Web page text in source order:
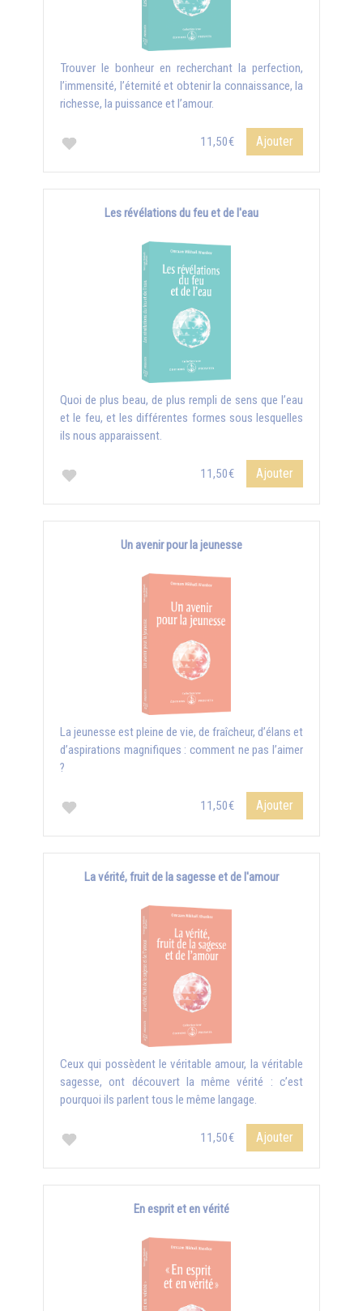
Trouver le bonheur en recherchant la perfection,
l’immensité, l’éternité et obtenir la connaissance, la
richesse, la puissance et l’amour.
11,50€ Ajouter
Les révélations du feu et de l'eau
Quoi de plus beau, de plus rempli de sens que l’eau
et le feu, et les différentes formes sous lesquelles
ils nous apparaissent.
11,50€ Ajouter
Un avenir pour la jeunesse
La jeunesse est pleine de vie, de fraîcheur, d’élans et
d’aspirations magnifiques : comment ne pas l’aimer
?
11,50€ Ajouter
La vérité, fruit de la sagesse et de l'amour
Ceux qui possèdent le véritable amour, la véritable
sagesse, ont découvert la même vérité : c’est
pourquoi ils parlent tous le même langage.
11,50€ Ajouter
En esprit et en vérité